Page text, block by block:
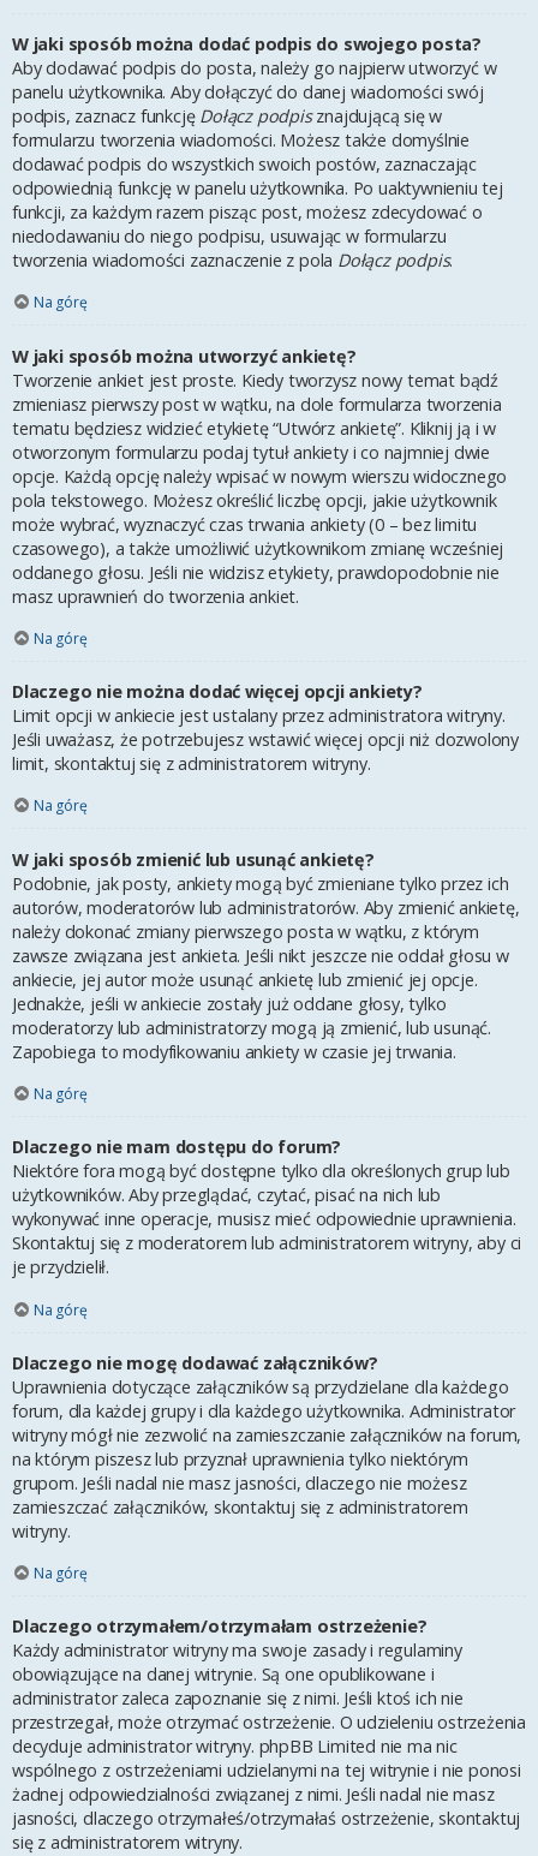
W jaki sposób można dodać podpis do swojego posta?
Aby dodawać podpis do posta, należy go najpierw utworzyć w
panelu użytkownika. Aby dołączyć do danej wiadomości swój
podpis, zaznacz funkcję Dołącz podpisznajdującą się w
formularzu tworzenia wiadomości. Możesz także domyślnie
dodawać podpis do wszystkich swoich postów, zaznaczając
odpowiednią funkcję w panelu użytkownika. Po uaktywnieniu tej
funkcji, za każdym razem pisząc post, możesz zdecydować o
niedodawaniu do niego podpisu, usuwając w formularzu
tworzenia wiadomości zaznaczenie z pola Dołącz podpis.
Na górę
W jaki sposób można utworzyć ankietę?
Tworzenie ankiet jest proste. Kiedy tworzysz nowy temat bądź
zmieniasz pierwszy post w wątku, na dole formularza tworzenia
tematu będziesz widzieć etykietę “Utwórz ankietę”. Kliknij ją i w
otworzonym formularzu podaj tytuł ankiety i co najmniej dwie
opcje. Każdą opcję należy wpisać w nowym wierszu widocznego
pola tekstowego. Możesz określić liczbę opcji, jakie użytkownik
może wybrać, wyznaczyć czas trwania ankiety (0 – bez limitu
czasowego), a także umożliwić użytkownikom zmianę wcześniej
oddanego głosu. Jeśli nie widzisz etykiety, prawdopodobnie nie
masz uprawnień do tworzenia ankiet.
Na górę
Dlaczego nie można dodać więcej opcji ankiety?
Limit opcji w ankiecie jest ustalany przez administratora witryny.
Jeśli uważasz, że potrzebujesz wstawić więcej opcji niż dozwolony
limit, skontaktuj się z administratorem witryny.
Na górę
W jaki sposób zmienić lub usunąć ankietę?
Podobnie, jak posty, ankiety mogą być zmieniane tylko przez ich
autorów, moderatorów lub administratorów. Aby zmienić ankietę,
należy dokonać zmiany pierwszego posta w wątku, z którym
zawsze związana jest ankieta. Jeśli nikt jeszcze nie oddał głosu w
ankiecie, jej autor może usunąć ankietę lub zmienić jej opcje.
Jednakże, jeśli w ankiecie zostały już oddane głosy, tylko
moderatorzy lub administratorzy mogą ją zmienić, lub usunąć.
Zapobiega to modyfikowaniu ankiety w czasie jej trwania.
Na górę
Dlaczego nie mam dostępu do forum?
Niektóre fora mogą być dostępne tylko dla określonych grup lub
użytkowników. Aby przeglądać, czytać, pisać na nich lub
wykonywać inne operacje, musisz mieć odpowiednie uprawnienia.
Skontaktuj się z moderatorem lub administratorem witryny, aby ci
je przydzielił.
Na górę
Dlaczego nie mogę dodawać załączników?
Uprawnienia dotyczące załączników są przydzielane dla każdego
forum, dla każdej grupy i dla każdego użytkownika. Administrator
witryny mógł nie zezwolić na zamieszczanie załączników na forum,
na którym piszesz lub przyznał uprawnienia tylko niektórym
grupom. Jeśli nadal nie masz jasności, dlaczego nie możesz
zamieszczać załączników, skontaktuj się z administratorem
witryny.
Na górę
Dlaczego otrzymałem/otrzymałam ostrzeżenie?
Każdy administrator witryny ma swoje zasady i regulaminy
obowiązujące na danej witrynie. Są one opublikowane i
administrator zaleca zapoznanie się z nimi. Jeśli ktoś ich nie
przestrzegał, może otrzymać ostrzeżenie. O udzieleniu ostrzeżenia
decyduje administrator witryny. phpBB Limited nie ma nic
wspólnego z ostrzeżeniami udzielanymi na tej witrynie i nie ponosi
żadnej odpowiedzialności związanej z nimi. Jeśli nadal nie masz
jasności, dlaczego otrzymałeś/otrzymałaś ostrzeżenie, skontaktuj
się z administratorem witryny.